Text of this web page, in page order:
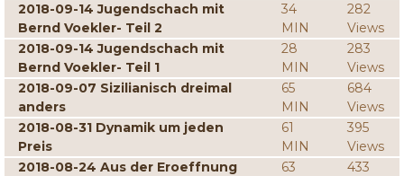
2018-09-14 Jugendschach mit
Bernd Voekler- Teil 2
34
MIN
282
Views
2018-09-14 Jugendschach mit
Bernd Voekler- Teil 1
28
MIN
283
Views
2018-09-07 Sizilianisch dreimal
anders
65
MIN
684
Views
2018-08-31 Dynamik um jeden
Preis
61
MIN
395
Views
2018-08-24 Aus der Eroeffnung
63
433